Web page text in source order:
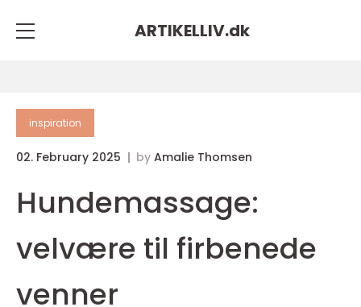
ARTIKELLIV.dk
inspiration
02. February 2025 by Amalie Thomsen
Hundemassage:
velvære til firbenede
venner